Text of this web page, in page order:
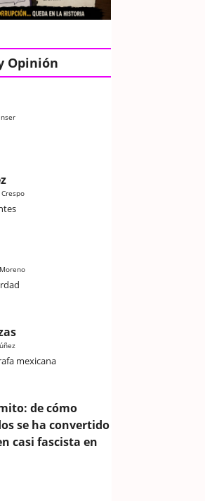
Opinión
mexicana
de cómo
se ha convertido
casi fascista en